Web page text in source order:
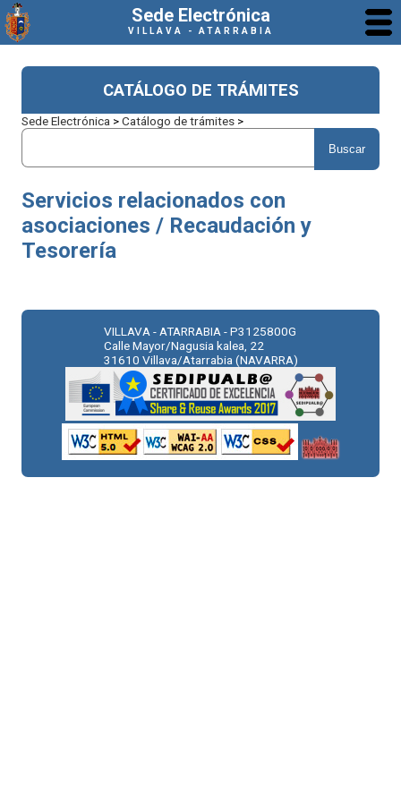
Sede Electrónica
VILLAVA - ATARRABIA
CATÁLOGO DE TRÁMITES
Sede Electrónica >Catálogo de trámites >
Servicios relacionados con
asociaciones / Recaudación y
Tesorería
VILLAVA - ATARRABIA - P3125800G
Calle Mayor/Nagusia kalea, 22
31610 Villava/Atarrabia (NAVARRA)